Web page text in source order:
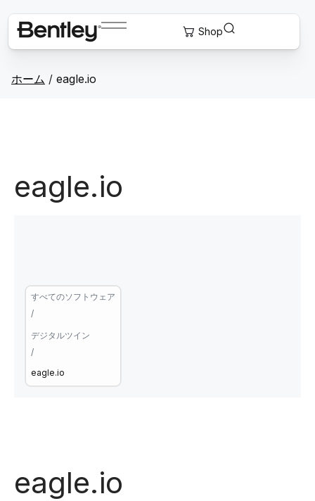
ホーム / eagle.io
eagle.io
すべてのソフトウェア
/
デジタルツイン
/
eagle.io
eagle.io